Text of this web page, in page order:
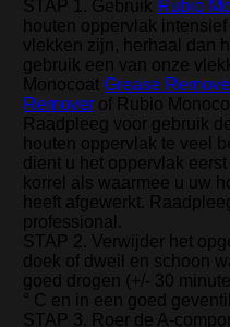
STAP 1. Gebruik Rubio
houten oppervlak
vlekken zijn, herhaal dan
gebruik een van onze
Monocoat Grease
Removerof Rubio
Raadpleeg voor gebruik
houten oppervlak te veel
dient u het oppervlak
korrel als waarmee u uw
heeft afgewerkt.
professional.
STAP 2. Verwijder het
doek of dweil en schoon
goed drogen (+/- 30
° C en in een goed
STAP 3. Roer de A-